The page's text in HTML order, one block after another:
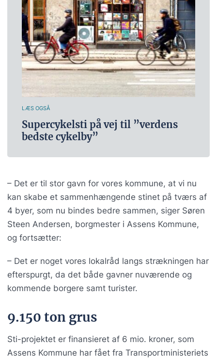
LÆS OGSÅ
Supercykelsti på vej til ”verdens
bedste cykelby”
– Det er til stor gavn for vores kommune, at vi nu
kan skabe et sammenhængende stinet på tværs af
4 byer, som nu bindes bedre sammen, siger Søren
Steen Andersen, borgmester i Assens Kommune,
og fortsætter:
– Det er noget vores lokalråd langs strækningen har
efterspurgt, da det både gavner nuværende og
kommende borgere samt turister.
9.150 ton grus
Sti-projektet er finansieret af 6 mio. kroner, som
Assens Kommune har fået fra Transportministeriets